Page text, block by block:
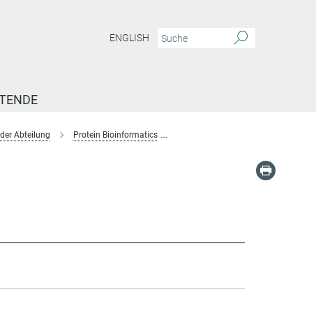
ENGLISH
Abteilung Protein Bioinformatics